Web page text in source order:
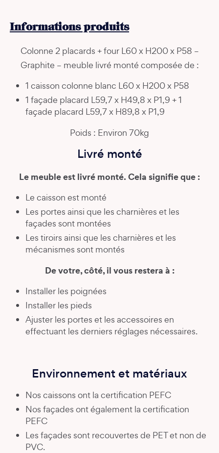
Informationsproduits
Colonne 2 placards + four L60 x H200 x P58 –
Graphite – meuble livré monté composée de :
1 caisson colonne blanc L60 x H200 x P58
1 façade placard L59,7 x H49,8 x P1,9 + 1
façade placard L59,7 x H89,8 x P1,9
Poids : Environ 70kg
Livré monté
Le meuble est livré monté. Cela signifie que :
Le caisson est monté
Les portes ainsi que les charnières et les
façades sont montées
Les tiroirs ainsi que les charnières et les
mécanismes sont montés
De votre, côté, il vous restera à :
Installer les poignées
Installer les pieds
Ajuster les portes et les accessoires en
effectuant les derniers réglages nécessaires.
Environnement et matériaux
Nos caissons ont la certification PEFC
Nos façades ont également la certification
PEFC
Les façades sont recouvertes de PET et non de
PVC.